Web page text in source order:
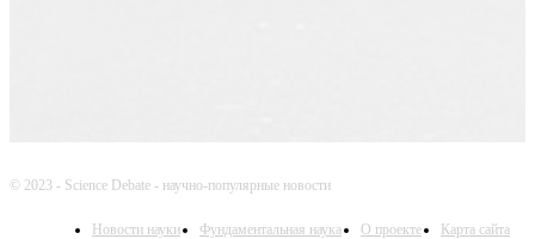
© 2023 - Science Debate - научно-популярные новости
Новости науки Фундаментальная наука О проекте Карта сайта